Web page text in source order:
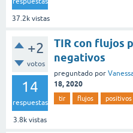
37.2k vistas
+2
votos
14
respuestas
3.8k vistas
TIR con flujos
negativos
preguntado por
18, 2020
tir flujos positivos